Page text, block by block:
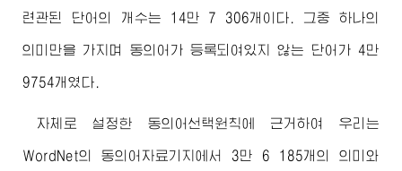
련관된 단어의 개수는 14만 7 306개이다. 그중 하나의
의미만을 가지며 동의어가 등록되여있지 않는 단어가 4만
9754개였다.
자체로 설정한 동의어선택원칙에 근거하여 우리는
WordNet의 동의어자료기지에서 3만 6 185개의 의미와